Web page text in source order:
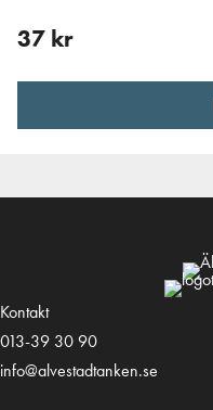
37 kr
Kontakt
013-39 30 90
info@alvestadtanken.se